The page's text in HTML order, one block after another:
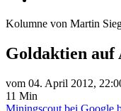
Kolumne von Martin
Goldaktien auf
vom 04. April 2012,
11 Min
Miningscout bei Google